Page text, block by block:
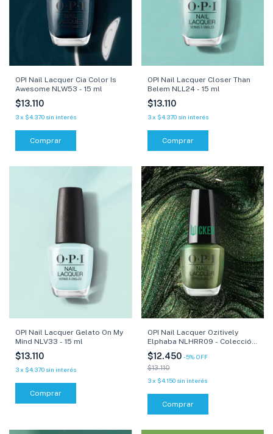
OPI Nail Lacquer Cia Color Is
Awesome NLW53 - 15 ml
$13.110
3x $4.370 sin interés
Comprar
OPI Nail Lacquer Closer Than
Belem NLL24 - 15 ml
$13.110
3 x $4.370 sin interés
Comprar
OPI Nail Lacquer Gelato On My
Mind NLV33 - 15 ml
$13.110
3x $4.370 sin interés
Comprar
OPI Nail Lacquer Ozitively
Elphaba NLHRR09 - Colección
Wicked - 15 ml
$12.450 -5% OFF
$13.110
3 x $4.150 sin interés
Comprar